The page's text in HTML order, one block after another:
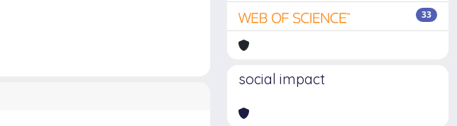
33
social impact